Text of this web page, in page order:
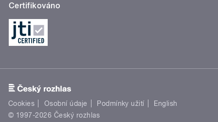
Certifikováno
Cookies Osobní údaje Podmínky užití
English
© 1997-2026 Český rozhlas